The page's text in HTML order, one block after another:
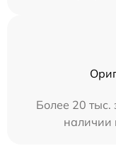
Более 20 тыс.
наличии